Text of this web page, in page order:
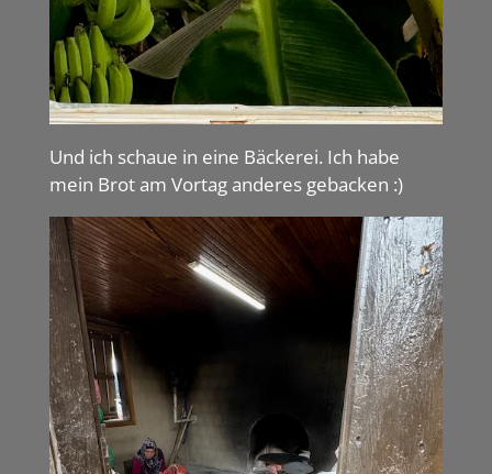
Und ich schaue in eine Bäckerei. Ich habe
mein Brot am Vortag anderes gebacken :)